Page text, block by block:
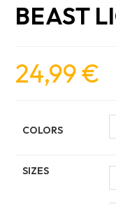
BEAST
24,99€
COLORS
SIZES